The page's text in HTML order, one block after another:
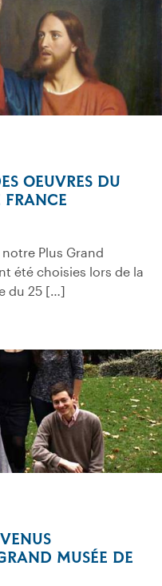
OEUVRES DU
FRANCE
Plus Grand
été choisies lors de la
du 25 […]
MUSÉE DE